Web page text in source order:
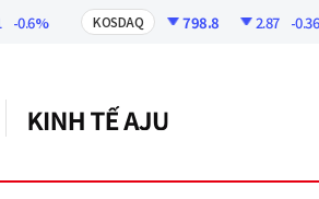
-0.6% KOSDAQ 798.8 2.87 -